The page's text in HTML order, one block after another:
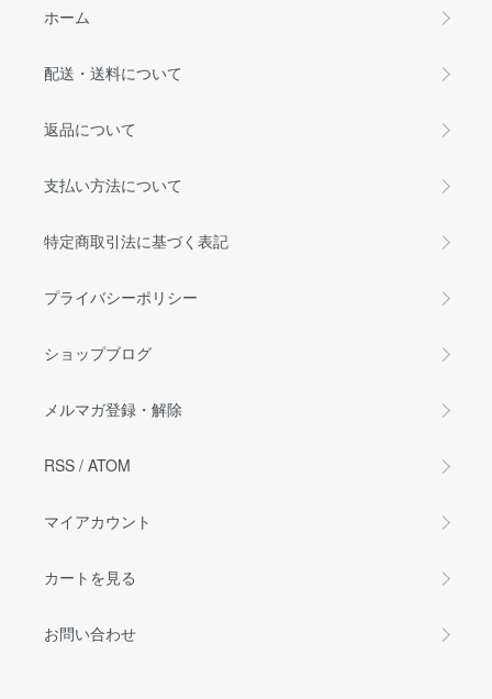
ホーム
配送・送料について
返品について
支払い方法について
特定商取引法に基づく表記
プライバシーポリシー
ショップブログ
メルマガ登録・解除
RSS / ATOM
マイアカウント
カートを見る
お問い合わせ